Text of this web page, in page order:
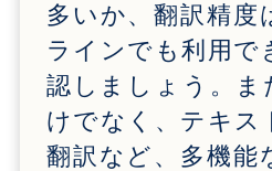
多いか、翻訳精度
ラインでも利用で
認しましょう。ま
けでなく、テキス
翻訳など、多機能